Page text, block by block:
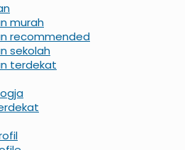
murah
recommended
sekolah
terdekat